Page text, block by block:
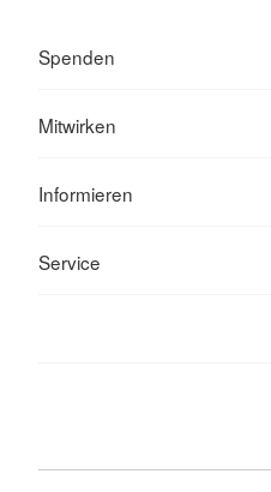
Spenden
Mitwirken
Informieren
Service